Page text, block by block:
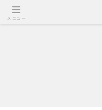
メニュー